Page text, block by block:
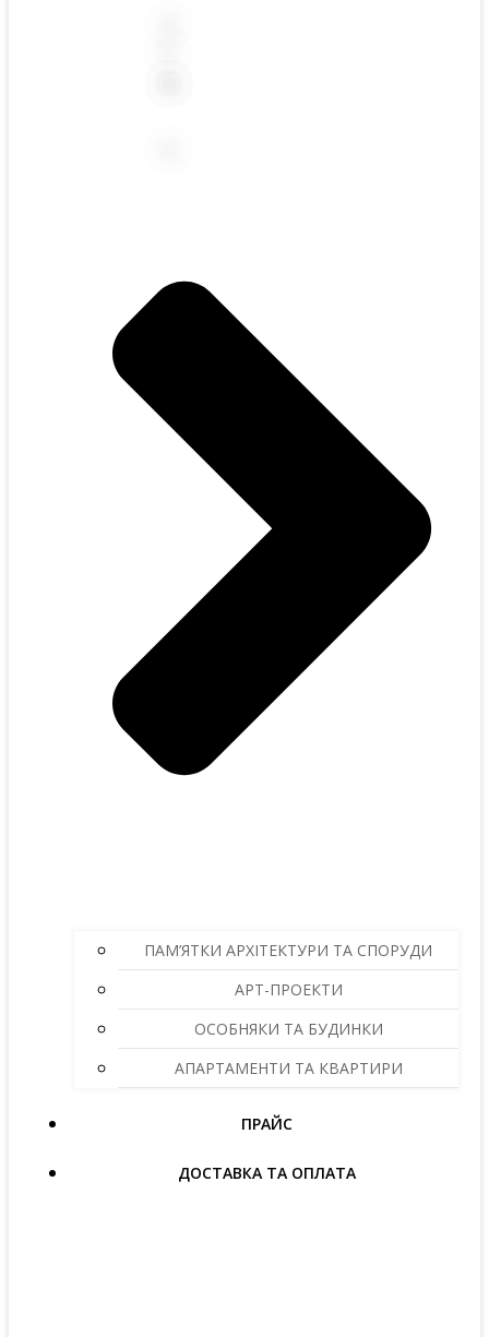
ПАМ’ЯТКИ АРХІТЕКТУРИ ТА СПОРУДИ
АРТ-ПРОЕКТИ
ОСОБНЯКИ ТА БУДИНКИ
АПАРТАМЕНТИ ТА КВАРТИРИ
ПРАЙС
ДОСТАВКА ТА ОПЛАТА